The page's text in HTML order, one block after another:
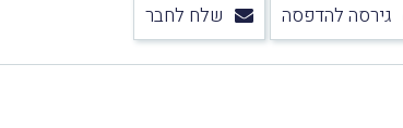
גירסה להדפסה שלח לחבר